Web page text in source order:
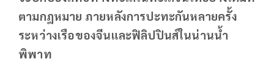
ตามกฎหมาย ภายหลังการปะทะกันหลายครั้ง
ระหว่างเรือของจีนและฟิลิปปินส์ในน่านน้ำ
พิพาท